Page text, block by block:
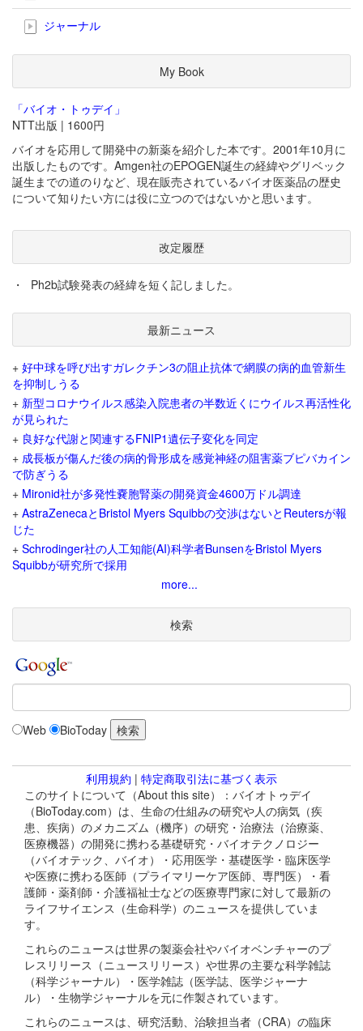
ジャーナル
My Book
「バイオ・トゥデイ」
NTT出版 | 1600円
バイオを応用して開発中の新薬を紹介した本です。2001年10月に
出版したものです。Amgen社のEPOGEN誕生の経緯やグリベック
誕生までの道のりなど、現在販売されているバイオ医薬品の歴史
について知りたい方には役に立つのではないかと思います。
改定履歴
・ Ph2b試験発表の経緯を短く記しました。
最新ニュース
+ 好中球を呼び出すガレクチン3の阻止抗体で網膜の病的血管新生
を抑制しうる
+ 新型コロナウイルス感染入院患者の半数近くにウイルス再活性化
が見られた
+ 良好な代謝と関連するFNIP1遺伝子変化を同定
+ 成長板が傷んだ後の病的骨形成を感覚神経の阻害薬ブピバカイン
で防ぎうる
+ Mironid社が多発性嚢胞腎薬の開発資金4600万ドル調達
+ AstraZenecaとBristol Myers Squibbの交渉はないとReutersが報
じた
+ Schrodinger社の人工知能(AI)科学者BunsenをBristol Myers
Squibbが研究所で採用
more...
検索
Web BioToday
利用規約 | 特定商取引法に基づく表示
このサイトについて（About this site）：バイオトゥデイ
（BioToday.com）は、生命の仕組みの研究や人の病気（疾
患、疾病）のメカニズム（機序）の研究・治療法（治療薬、
医療機器）の開発に携わる基礎研究・バイオテクノロジー
（バイオテック、バイオ）・応用医学・基礎医学・臨床医学
や医療に携わる医師（プライマリーケア医師、専門医）・看
護師・薬剤師・介護福祉士などの医療専門家に対して最新の
ライフサイエンス（生命科学）のニュースを提供していま
す。
これらのニュースは世界の製薬会社やバイオベンチャーのプ
レスリリース（ニュースリリース）や世界の主要な科学雑誌
（科学ジャーナル）・医学雑誌（医学誌、医学ジャーナ
ル）・生物学ジャーナルを元に作製されています。
これらのニュースは、研究活動、治験担当者（CRA）の臨床